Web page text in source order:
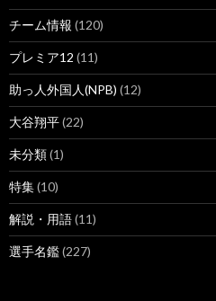
チーム情報 (120)
プレミア12 (11)
助っ人外国人(NPB) (12)
大谷翔平(22)
未分類(1)
特集(10)
解説・用語(11)
選手名鑑(227)